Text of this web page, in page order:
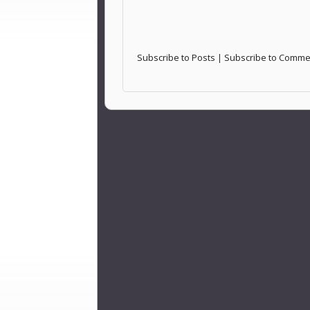
Subscribe to Posts | Subscribe to